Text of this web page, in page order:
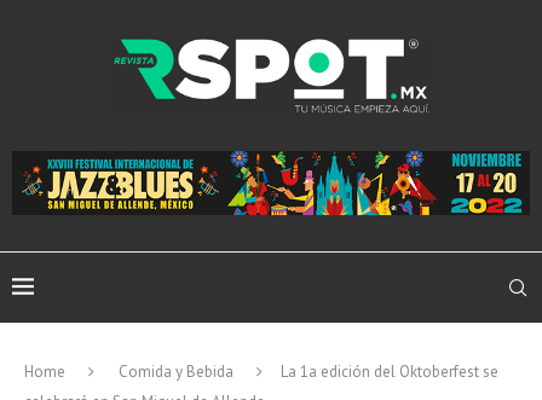
Home Comida y Bebida
La 1a edición del Oktoberfest se